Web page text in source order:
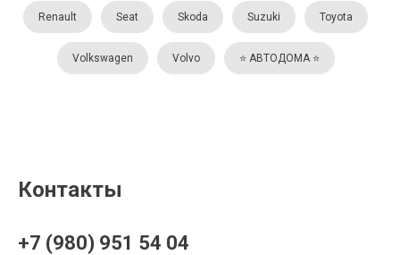
Renault Seat Skoda Suzuki Toyota
Volkswagen Volvo ⭐️ АВТОДОМА ⭐️
Контакты
+7 (980) 951 54 04